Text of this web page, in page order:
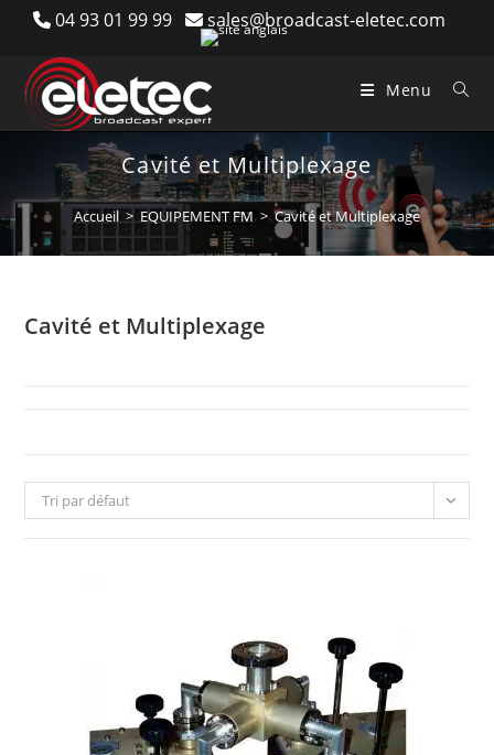
content
04 93 01 99 99 sales@broadcast-eletec.com
Menu
Cavité et Multiplexage
Accueil > EQUIPEMENT FM > Cavité et Multiplexage
Cavité et Multiplexage
Tri par défaut